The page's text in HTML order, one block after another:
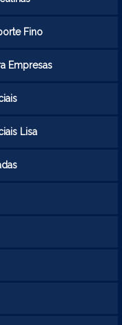
Fino
Empresas
Lisa